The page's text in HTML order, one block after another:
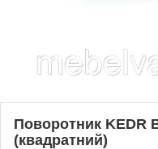
Поворотник KEDR
(квадратний)